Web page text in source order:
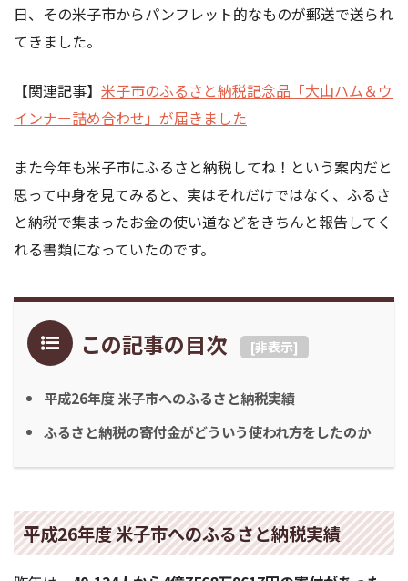
日、その米子市からパンフレット的なものが郵送で送られ
てきました。
【関連記事】 米子市のふるさと納税記念品「大山ハム＆ウ
インナー詰め合わせ」が届きました
また今年も米子市にふるさと納税してね！という案内だと
思って中身を見てみると、実はそれだけではなく、ふるさ
と納税で集まったお金の使い道などをきちんと報告してく
れる書類になっていたのです。
この記事の目次 [非表示]
平成26年度 米子市へのふるさと納税実績
ふるさと納税の寄付金がどういう使われ方をしたのか
平成26年度 米子市へのふるさと納税実績